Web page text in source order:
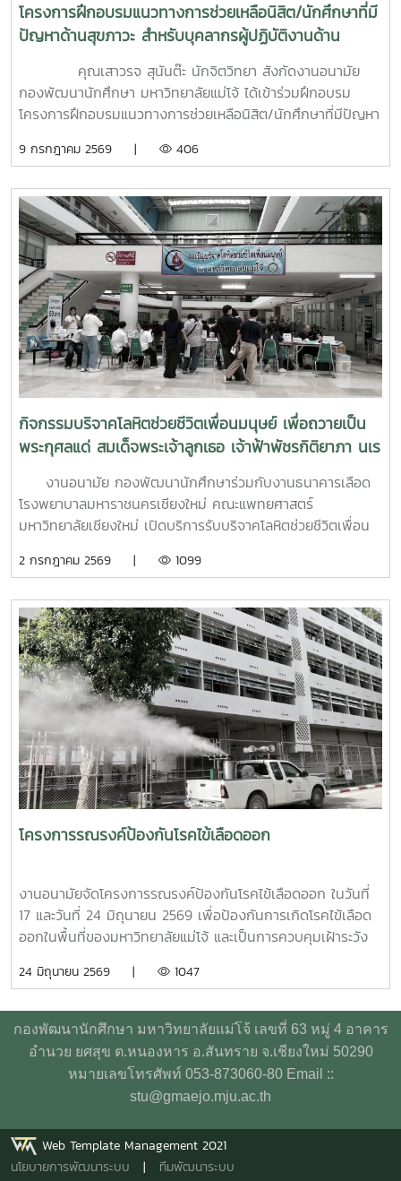
โครงการฝึกอบรมแนวทางการช่วยเหลือนิสิต/นักศึกษาที่มี
ปัญหาด้านสุขภาวะ สำหรับบุคลากรผู้ปฏิบัติงานด้าน
คุณเสาวรจ สุนันต๊ะ นักจิตวิทยา สังกัดงานอนามัย
กองพัฒนานักศึกษา มหาวิทยาลัยแม่โจ้ ได้เข้าร่วมฝึกอบรม
โครงการฝึกอบรมแนวทางการช่วยเหลือนิสิต/นักศึกษาที่มีปัญหา
ที่ 6–7 กรกฎาคม 2569 ณ ห้องบรรยาย ชั้น 1 กองพัฒนานิสิต
บุคลากรจากทั้งเครือข่าย ทปอ. และเครือข่ายสมาคมอุดมศึกษา
เอกชนแห่งประเทศไทย (สสอท.) การอบรมครั้งนี้มุ่งเน้นการ
พัฒนาองค์ความรู้และทักษะที่จำเป็นในการดูแลนิสิตนักศึกษา
ครอบคลุมตั้งแต่:ความรู้พื้นฐานด้านสุขภาพจิต: เรียนรู้แนวโน้ม
ปัญหา และปัจจัยเสี่ยงต่าง ๆ การคัดกรองและประเมินสุขภาพจิต
เบื้องต้น: ด้วยเครื่องมือมาตรฐาน เช่น DASS-21, PHQ-9 และ
ST-5 ทักษะการให้คำปรึกษาเบื้องต้น: อาทิ การฟังอย่างตั้งรับ
(Active Listening), ความเข้าใจใส่ใจ (Empathy) และการ
ปฐมพยาบาลทางจิตใจ (Psychological First Aid: PFA)
นอกจากนี้ ยังมีการเรียนรู้ระบบการดูแลและการส่งต่อกรณี
ฉุกเฉิน การทำงานร่วมกับผู้เชี่ยวชาญทางการแพทย์ ตลอดจน
การติดตามดูแลนิสิตอย่างต่อเนื่องสำหรับวันที่สองของการอบรม
มุ่งเน้นการจัดการสถานการณ์วิกฤตในมหาวิทยาลัย เช่น ภาวะ
เสี่ยงต่อการฆ่าตัวตาย การทำร้ายตนเอง ความรุนแรง และการก
ลั่นแกล้งทางไซเบอร์ (Cyberbullying) รวมถึงการออกแบบ
กิจกรรมเชิงป้องกันเพื่อสร้างความยืดหยุ่นทางใจ (Resilience)
ท้ายของการอบรมยังให้ความสำคัญกับการดูแลสุขภาพจิตของ
(Burnout) การพัฒนาทักษะการเมตตาต่อตนเอง (Self-
Compassion) พร้อมเปิดเวที "Mental Health Talk" เพื่อแลก
เปลี่ยนประสบการณ์ สะท้อนปัญหา และร่วมหาแนวทางพัฒนา
งานด้านสุขภาวะในสถาบันอุดมศึกษา โครงการนี้ถือเป็นอีกหนึ่ง
กลไกสำคัญในการขับเคลื่อน “ระบบนิเวศสุขภาวะนิสิต” ของ
มหาวิทยาลัยไทย ที่มุ่งสร้างบุคลากรผู้ดูแลนิสิตให้มีความพร้อม
ทั้งด้านความรู้ ทักษะ และหัวใจที่เข้าใจ เพื่อให้นิสิตทุกคนสามารถ
เรียนรู้และใช้ชีวิตในรั้วมหาวิทยาลัยได้อย่างมีความสุขและยั่งยืน
ทั้งนี้ โครงการดังกล่าวได้รับงบประมาณสนับสนุนจากที่ประชุม
อธิการบดีแห่งประเทศไทย เอื้อเฟื้อสถานที่โดยมหาวิทยาลัย
เกษตรศาสตร์
9 กรกฎาคม 2569 | 406
กิจกรรมบริจาคโลหิตช่วยชีวิตเพื่อนมนุษย์ เพื่อถวายเป็น
พระกุศลแด่ สมเด็จพระเจ้าลูกเธอ เจ้าฟ้าพัชรกิติยาภา นเร
นทิราเทพยวดี กรมหลวงราช สาริณีสิริพัชร มหาวัชรราช
ธิดางานอนามัย กองพัฒนานักศึกษาร่วมกับงานธนาคารเลือด
โรงพยาบาลมหาราชนครเชียงใหม่ คณะแพทยศาสตร์
มหาวิทยาลัยเชียงใหม่ เปิดบริการรับบริจาคโลหิตช่วยชีวิตเพื่อน
รกิติยาภา นเรนทิราเทพยวดี กรมหลวงราช สาริณีสิริพัชร มหา
14.00 น. ณ ลานอนันต์ ปัญญาวีร์ อาคารอำนวย ยศสุข
นักศึกษาที่เข้าร่วมบริจาคจะได้ชั่วโมงกิจกรรมด้านจิตอาสา ครั้ง
ละ 8 ชั่วโมง- วันที่ 1กรกฏาคม 2569 มีผู้ประสงค์บริจาคโลหิต
จำนวน 91 คน ผ่านเกณฑ์สามารถบริจาคโลหิตได้ จำนวน 41 คน
( 18,450 CC.) - วันที่ 2 กรกฏาคม 2569 มีผู้ประสงค์บริจาค
โลหิต จำนวน 125 คน ผ่านเกณฑ์สามารถบริจาคโลหิตได้ จำนวน
72 คน (32,400 CC.)
2 กรกฎาคม 2569 | 1099
โครงการรณรงค์ป้องกันโรคไข้เลือดออก
งานอนามัยจัดโครงการรณรงค์ป้องกันโรคไข้เลือดออก ในวันที่
17 และวันที่ 24 มิถุนายน 2569 เพื่อป้องกันการเกิดโรคไข้เลือด
ออกในพื้นที่ของมหาวิทยาลัยแม่โจ้ และเป็นการควบคุมเฝ้าระวัง
จะเปิดเทอม ในปีการศึกษา 2569 โดยเชิญเจ้าหน้าที่จาก
นักศึกษา สวนป่า บ้านพักบุคลากร และบริเวณโดยรอบ
มหาวิทยาลัย ทั้งนี้ ทีมงานผู้บริหารจากเทศบาลเมืองแม่โจ้ ได้มอ
บทรายอะเบทให้แก่งานอนามัยไว้เพื่อกำจัดลูกน้ำยุงลาย โดยการ
ประชาสัมพันธ์ให้ทุกหน่วยงานที่มีความต้องการทรายอะเบท
สามารถมารับได้ที่งานอนามัย กองพัฒนานักศึกษา อาคาร
อำนวย ยศสุข
24 มิถุนายน 2569 | 1047
กองพัฒนานักศึกษา มหาวิทยาลัยแม่โจ้ เลขที่ 63 หมู่ 4 อาคาร
อำนวย ยศสุข ต.หนองหาร อ.สันทราย จ.เชียงใหม่ 50290
หมายเลขโทรศัพท์ 053-873060-80 Email ::
stu@gmaejo.mju.ac.th
Web Template Management 2021
นโยบายการพัฒนาระบบ | ทีมพัฒนาระบบ